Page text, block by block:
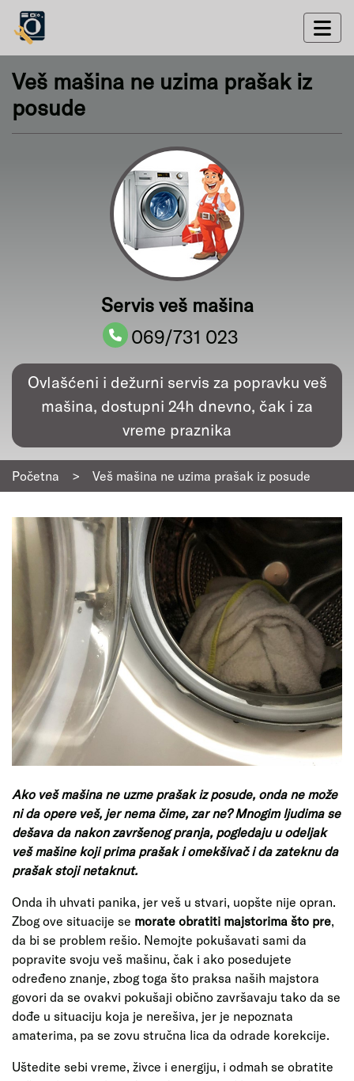
Veš mašina ne uzima prašak iz
posude
Servis veš mašina
069/731 023
Ovlašćeni i dežurni servis za popravku veš
mašina, dostupni 24h dnevno, čak i za
vreme praznika
Početna > Veš mašina ne uzima prašak iz posude
Ako veš mašina ne uzme prašak iz posude, onda ne može
ni da opere veš, jer nema čime, zar ne? Mnogim ljudima se
dešava da nakon završenog pranja, pogledaju u odeljak
veš mašine koji prima prašak i omekšivač i da zateknu da
prašak stoji netaknut.
Onda ih uhvati panika, jer veš u stvari, uopšte nije opran.
Zbog ove situacije se morate obratiti majstorima što pre
da bi se problem rešio. Nemojte pokušavati sami da
popravite svoju veš mašinu, čak i ako posedujete
određeno znanje, zbog toga što praksa naših majstora
govori da se ovakvi pokušaji obično završavaju tako da se
dođe u situaciju koja je nerešiva, jer je nepoznata
amaterima, pa se zovu stručna lica da odrade korekcije.
Uštedite sebi vreme, živce i energiju, i odmah se obratite